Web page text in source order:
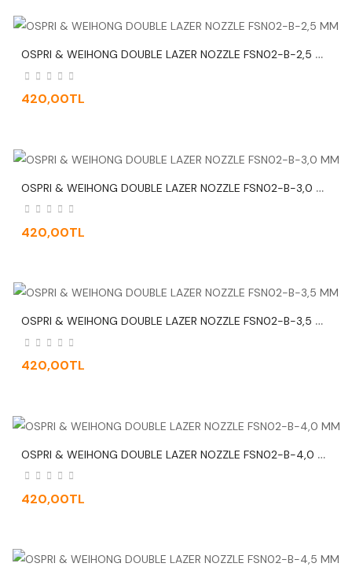
O
SPRI & WEIHONG DOUBLE LAZER NOZZLE FSN02-B-2,5 MM
420,00TL
O
SPRI & WEIHONG DOUBLE LAZER NOZZLE FSN02-B-3,0 MM
420,00TL
O
SPRI & WEIHONG DOUBLE LAZER NOZZLE FSN02-B-3,5 MM
420,00TL
O
SPRI & WEIHONG DOUBLE LAZER NOZZLE FSN02-B-4,0 MM
420,00TL